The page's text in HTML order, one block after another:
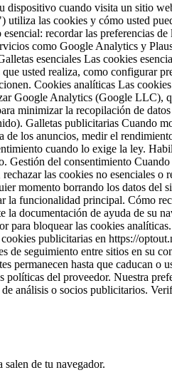
dispositivo cuando visita un sitio
las cookies y cómo usted
recordar las preferencias
como Google Analytics y
esenciales Las cookies
usted realiza, como
Cookies analíticas Las
Google Analytics (Google
minimizar la recopilación de
Galletas publicitarias Cuando
los anuncios, medir el
cuando lo exige la ley.
del consentimiento
las cookies no esenciales
momento borrando los datos
funcionalidad principal. Cómo
documentación de ayuda de su
bloquear las cookies
publicitarias en https://
seguimiento entre sitios en su
permanecen hasta que caducan
del proveedor. Nuestra
análisis o socios publicitarios.
de tu navegador.